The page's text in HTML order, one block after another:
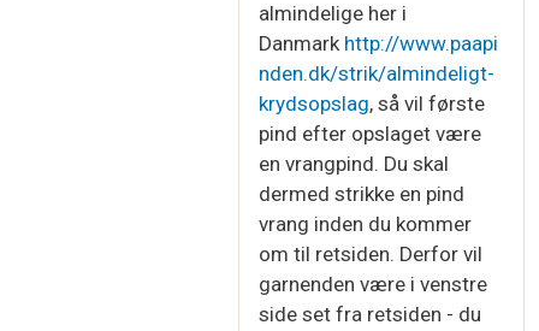
almindelige her i
Danmark http://www.paapi
nden.dk/strik/almindeligt-
krydsopslag, så vil første
pind efter opslaget være
en vrangpind. Du skal
dermed strikke en pind
vrang inden du kommer
om til retsiden. Derfor vil
garnenden være i venstre
side set fra retsiden - du